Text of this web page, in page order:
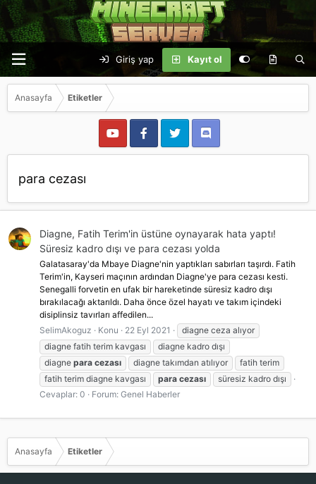
Giriş yap Kayıt ol
Anasayfa Etiketler
para cezası
Diagne, Fatih Terim'in üstüne oynayarak hata yaptı!
Süresiz kadro dışı ve para cezası yolda
Galatasaray'da Mbaye Diagne'nin yaptıkları sabırları taşırdı. Fatih
Terim'in, Kayseri maçının ardından Diagne'ye para cezası kesti.
Senegalli forvetin en ufak bir hareketinde süresiz kadro dışı
bırakılacağı aktarıldı. Daha önce özel hayatı ve takım içindeki
disiplinsiz tavırları affedilen...
SelimAkoguz
Konu 22 Eyl 2021
diagne ceza alıyor
diagne fatih terim kavgası
diagne kadro dışı
diagne para cezası diagne takımdan atılıyor
fatih terim
fatih terim diagne kavgası
para cezası
süresiz kadro dışı
Cevaplar: 0
Forum: Genel Haberler
Anasayfa Etiketler